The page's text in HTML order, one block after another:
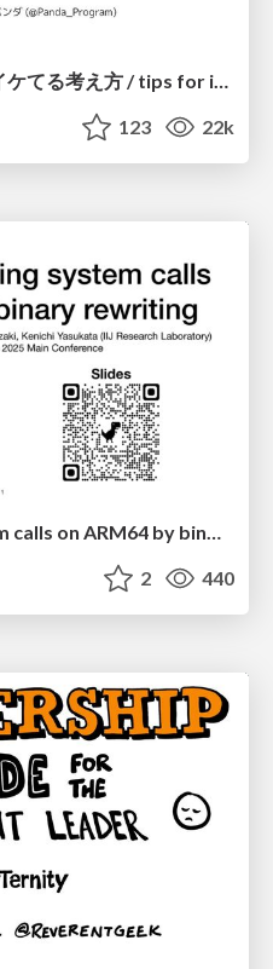
個人開発の失敗を避けるイケてる考え方 / tips for indie hackers
123 22k
2 440